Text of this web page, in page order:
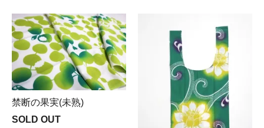
禁断の果実(未熟)
SOLD OUT